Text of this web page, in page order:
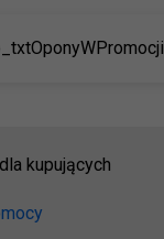
kupujących